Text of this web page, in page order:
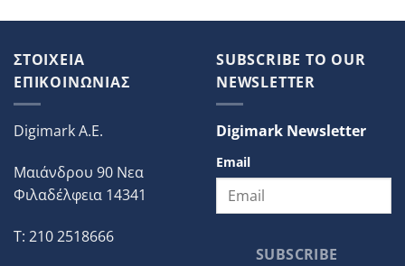
ΣΤΟΙΧΕΙΑ
ΕΠΙΚΟΙΝΩΝΙΑΣ
Digimark A.E.
Μαιάνδρου 90 Νεα
Φιλαδέλφεια 14341
T: 210 2518666
SUBSCRIBE TO OUR
NEWSLETTER
Digimark Newsletter
Email
SUBSCRIBE